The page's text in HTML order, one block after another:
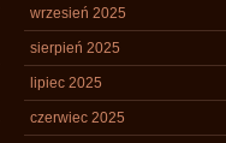
wrzesień 2025
sierpień 2025
lipiec 2025
czerwiec 2025